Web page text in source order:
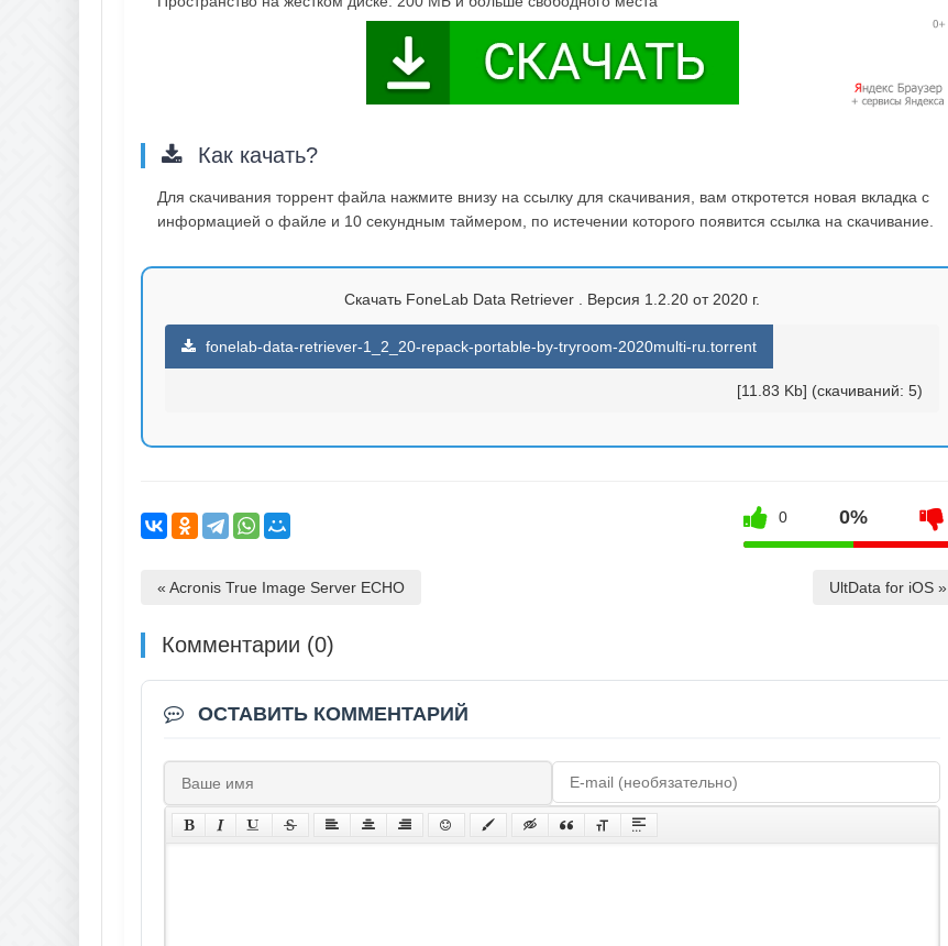
Как качать?
Для скачивания торрент файла нажмите внизу на ссылку для скачивания, вам откротется новая вкладка с
информацией о файле и 10 секундным таймером, по истечении которого появится ссылка на скачивание.
Скачать FoneLab Data Retriever . Версия 1.2.20 от 2020 г.
fonelab-data-retriever-1_2_20-repack-portable-by-tryroom-2020multi-ru.torrent
[11.83 Kb] (cкачиваний: 5)
0 0%
« Acronis True Image Server ECHO UltData for iOS »
Комментарии (0)
ОСТАВИТЬ КОММЕНТАРИЙ